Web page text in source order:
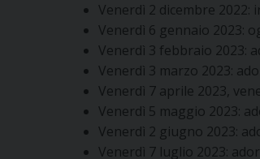
Venerdì 2 dicembre
Venerdì 6 gennaio 2023:
Venerdì 3 febbraio 2023:
Venerdì 3 marzo 2023:
Venerdì 7 aprile 2023,
Venerdì 5 maggio 2023:
Venerdì 2 giugno 2023:
Venerdì 7 luglio 2023: